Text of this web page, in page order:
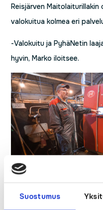
Suostumus
Reisjärven
valokuitua kolmea eri
-Valokuitu ja PyhäNetin
hyvin, Marko iloitsee.
Pekka Hilliahon työt
Maitolaiturilla eivät